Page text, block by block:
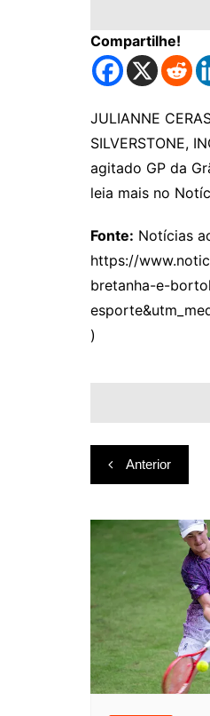
Compartilhe!
JULIANNE
SILVERSTONE,
agitado GP da
leia mais no
Fonte: Notícias
https://
bretanha-e-
)
de
Post
Anterior